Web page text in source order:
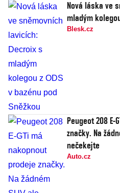
Nová láska ve
mladým
Blesk.cz
Peugeot 208 E-
značky. Na
nečekejte
Auto.cz